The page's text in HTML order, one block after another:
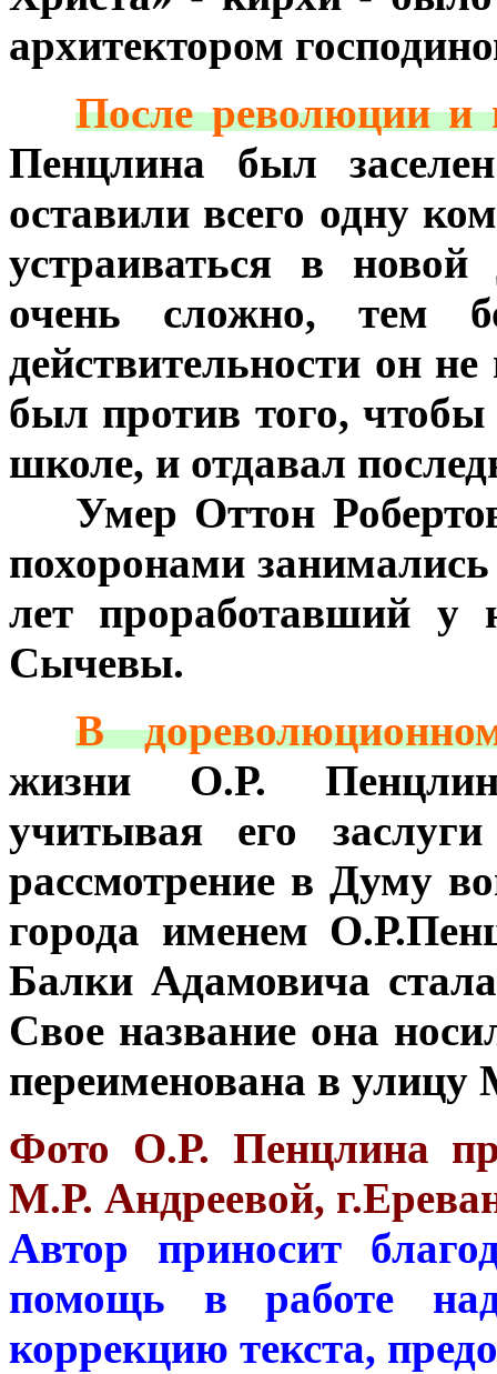
архитектором
После революции и
Пенцлина был
оставили всего одну
устраиваться в новой
очень сложно, тем
действительности он
был против того, чтобы
школе, и отдавал
Умер Оттон
похоронами
лет проработавший у
Сычевы.
В
жизни О.Р.
учитывая его
рассмотрение в Думу
города именем
Балки Адамовича
Свое название она
переименована в улицу
Фото О.Р. Пенцлина
М.Р. Андреевой,
Автор приносит
помощь в работе
коррекцию текста,